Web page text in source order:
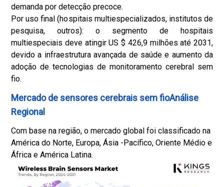
demanda por detecção precoce.
Por uso final (hospitais multiespecializados, institutos de
pesquisa, outros): o segmento de hospitais
multiespeciais deve atingir US $ 426,9 milhões até 2031,
devido a infraestrutura avançada de saúde e aumento da
adoção de tecnologias de monitoramento cerebral sem
fio.
Mercado de sensores cerebrais sem fioAnálise
Regional
Com base na região, o mercado global foi classificado na
América do Norte, Europa, Ásia -Pacífico, Oriente Médio e
África e América Latina.